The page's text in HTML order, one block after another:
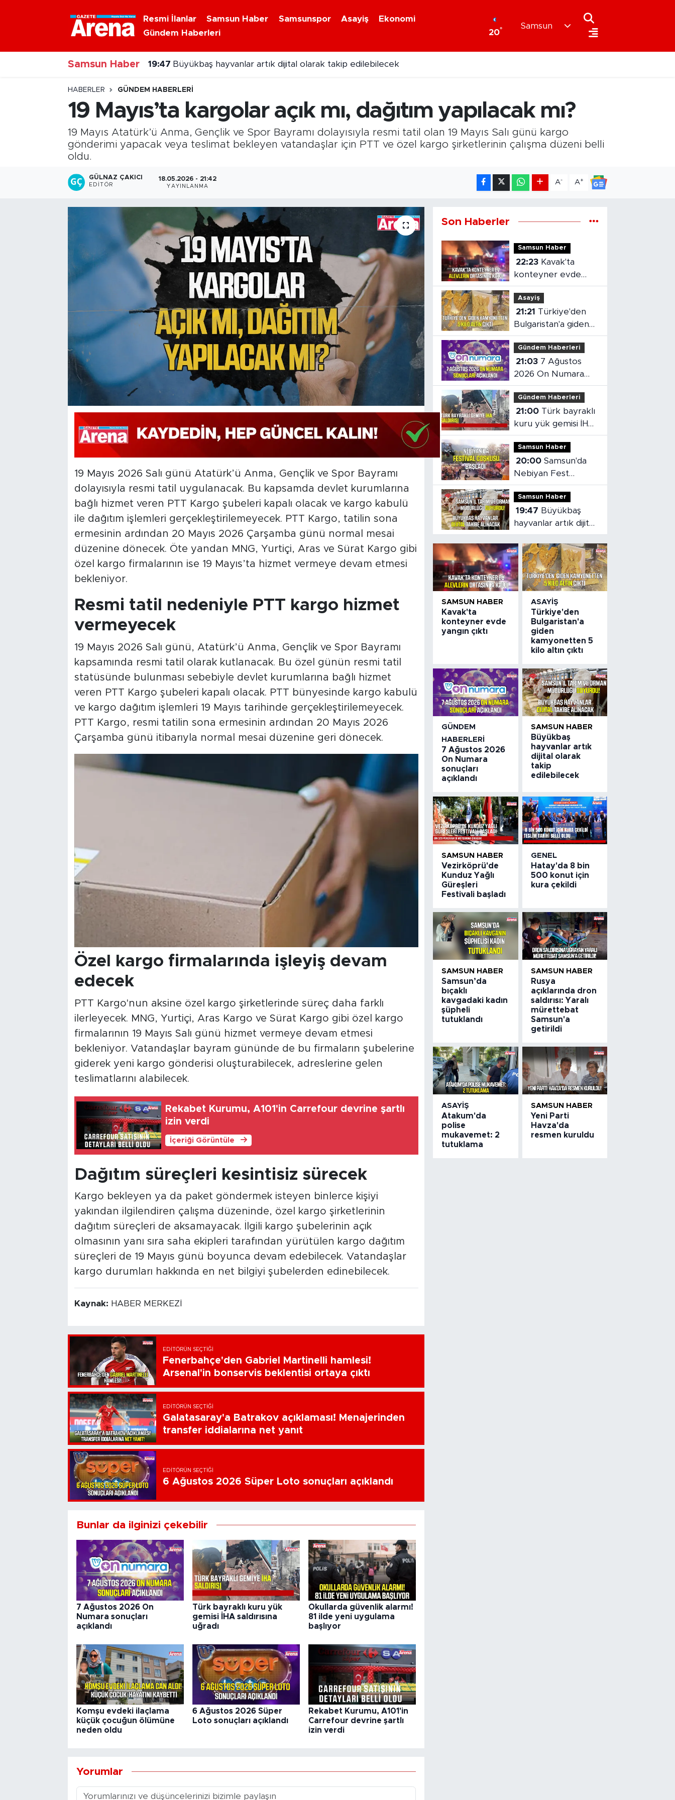
Resmi İlanlar Samsun Haber Samsunspor Asayiş
Ekonomi
Gündem Haberleri
20°
Samsun
Samsun Haber 19:47 Büyükbaş hayvanlar artık dijital olarak takip edilebilecek
18:55 Vezirköprü'de Kunduz Yağlı Güreşleri Festivali başladı
HABERLER GÜNDEM HABERLERI
19 Mayıs’ta kargolar açık mı, dağıtım yapılacak mı?
19 Mayıs Atatürk’ü Anma, Gençlik ve Spor Bayramı dolayısıyla resmi tatil olan 19 Mayıs Salı günü kargo
gönderimi yapacak veya teslimat bekleyen vatandaşlar için PTT ve özel kargo şirketlerinin çalışma düzeni belli
oldu.
GÜLNAZ ÇAKICI
EDITÖR
18.05.2026 - 21:42
YAYINLANMA
A- A+
19 Mayıs 2026 Salı günü Atatürk’ü Anma, Gençlik ve Spor Bayramı
dolayısıyla resmi tatil uygulanacak. Bu kapsamda devlet kurumlarına
bağlı hizmet veren PTT Kargo şubeleri kapalı olacak ve kargo kabulü
ile dağıtım işlemleri gerçekleştirilemeyecek. PTT Kargo, tatilin sona
ermesinin ardından 20 Mayıs 2026 Çarşamba günü normal mesai
düzenine dönecek. Öte yandan MNG, Yurtiçi, Aras ve Sürat Kargo gibi
özel kargo firmalarının ise 19 Mayıs’ta hizmet vermeye devam etmesi
bekleniyor.
Resmi tatil nedeniyle PTT kargo hizmet
vermeyecek
19 Mayıs 2026 Salı günü, Atatürk’ü Anma, Gençlik ve Spor Bayramı
kapsamında resmi tatil olarak kutlanacak. Bu özel günün resmi tatil
statüsünde bulunması sebebiyle devlet kurumlarına bağlı hizmet
veren PTT Kargo şubeleri kapalı olacak. PTT bünyesinde kargo kabulü
ve kargo dağıtım işlemleri 19 Mayıs tarihinde gerçekleştirilemeyecek.
PTT Kargo, resmi tatilin sona ermesinin ardından 20 Mayıs 2026
Çarşamba günü itibarıyla normal mesai düzenine geri dönecek.
Özel kargo firmalarında işleyiş devam
edecek
PTT Kargo'nun aksine özel kargo şirketlerinde süreç daha farklı
ilerleyecek. MNG, Yurtiçi, Aras Kargo ve Sürat Kargo gibi özel kargo
firmalarının 19 Mayıs Salı günü hizmet vermeye devam etmesi
bekleniyor. Vatandaşlar bayram gününde de bu firmaların şubelerine
giderek yeni kargo gönderisi oluşturabilecek, adreslerine gelen
teslimatlarını alabilecek.
Rekabet Kurumu, A101'in Carrefour devrine şartlı
izin verdi
İçeriği Görüntüle
Dağıtım süreçleri kesintisiz sürecek
Kargo bekleyen ya da paket göndermek isteyen binlerce kişiyi
yakından ilgilendiren çalışma düzeninde, özel kargo şirketlerinin
dağıtım süreçleri de aksamayacak. İlgili kargo şubelerinin açık
olmasının yanı sıra saha ekipleri tarafından yürütülen kargo dağıtım
süreçleri de 19 Mayıs günü boyunca devam edebilecek. Vatandaşlar
kargo durumları hakkında en net bilgiyi şubelerden edinebilecek.
Kaynak: HABER MERKEZİ
EDITÖRÜN SEÇTIĞI
Fenerbahçe'den Gabriel Martinelli hamlesi!
Arsenal'in bonservis beklentisi ortaya çıktı
EDITÖRÜN SEÇTIĞI
Galatasaray'a Batrakov açıklaması! Menajerinden
transfer iddialarına net yanıt
EDITÖRÜN SEÇTIĞI
6 Ağustos 2026 Süper Loto sonuçları açıklandı
Bunlar da ilginizi çekebilir
7 Ağustos 2026 On
Numara sonuçları
açıklandı
Türk bayraklı kuru yük
gemisi İHA saldırısına
uğradı
Okullarda güvenlik alarmı!
81 ilde yeni uygulama
başlıyor
Komşu evdeki ilaçlama
küçük çocuğun ölümüne
neden oldu
6 Ağustos 2026 Süper
Loto sonuçları açıklandı
Rekabet Kurumu, A101'in
Carrefour devrine şartlı
izin verdi
Yorumlar
Son Haberler
Samsun Haber
22:23
konteyner evde
yangın çıktı
Asayiş
21:21
Bulgaristan'a giden
kamyonetten 5 kilo
altın çıktı
Gündem Haberleri
21:03
2026 On Numara
sonuçları açıklandı
Gündem Haberleri
21:00
kuru yük gemisi İHA
saldırısına uğradı
Samsun Haber
20:00 Samsun'da
Nebiyan Fest
Başladı
Samsun Haber
19:47
hayvanlar artık dijital
olarak takip
edilebilecek
SAMSUN HABER
Kavak'ta
konteyner evde
yangın çıktı
ASAYIŞ
Türkiye'den
Bulgaristan'a
giden
kamyonetten 5
kilo altın çıktı
GÜNDEM
HABERLERI
7 Ağustos 2026
On Numara
sonuçları
açıklandı
SAMSUN HABER
Büyükbaş
hayvanlar artık
dijital olarak
takip
edilebilecek
SAMSUN HABER
Vezirköprü'de
Kunduz Yağlı
Güreşleri
Festivali başladı
GENEL
Hatay'da 8 bin
500 konut için
kura çekildi
SAMSUN HABER
Samsun’da
bıçaklı
kavgadaki kadın
şüpheli
tutuklandı
SAMSUN HABER
Rusya
açıklarında dron
saldırısı: Yaralı
mürettebat
Samsun'a
getirildi
ASAYIŞ
Atakum'da
polise
mukavemet: 2
tutuklama
SAMSUN HABER
Yeni Parti
Havza'da
resmen kuruldu
Nöbetçi Eczaneler
Hava Durumu
Samsun Namaz Vakitleri
Trafik Durumu
Süper Lig Puan Durumu ve Fikstür
Son Dakika Haberleri
Haber Arşivi